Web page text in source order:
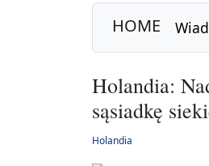
HOME
Holandia:
sąsiadkę
Holandia